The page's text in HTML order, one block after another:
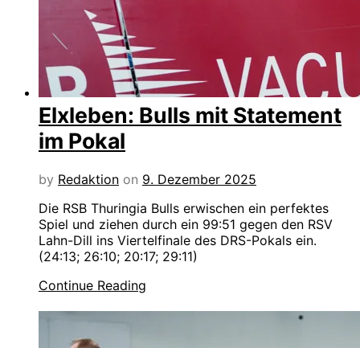
Elxleben: Bulls mit Statement
im Pokal
by Redaktion on 9. Dezember 2025
Die RSB Thuringia Bulls erwischen ein perfektes
Spiel und ziehen durch ein 99:51 gegen den RSV
Lahn-Dill ins Viertelfinale des DRS-Pokals ein.
(24:13; 26:10; 20:17; 29:11)
Continue Reading